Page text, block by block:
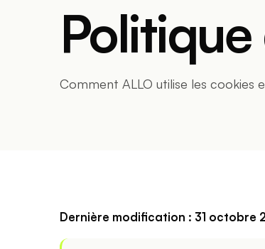
Comment ALLO utilise les cookies
Dernière modification : 31 octobre